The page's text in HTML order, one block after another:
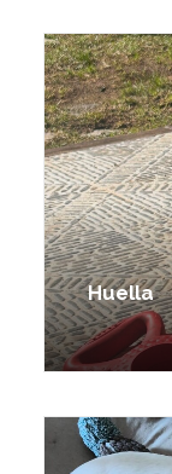
Huella